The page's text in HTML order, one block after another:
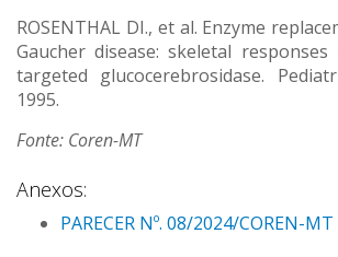
ROSENTHAL DI., et al. Enzyme
Gaucher disease: skeletal
targeted glucocerebrosidase.
1995.
Fonte: Coren-MT
Anexos:
PARECER Nº. 08/2024/COREN-